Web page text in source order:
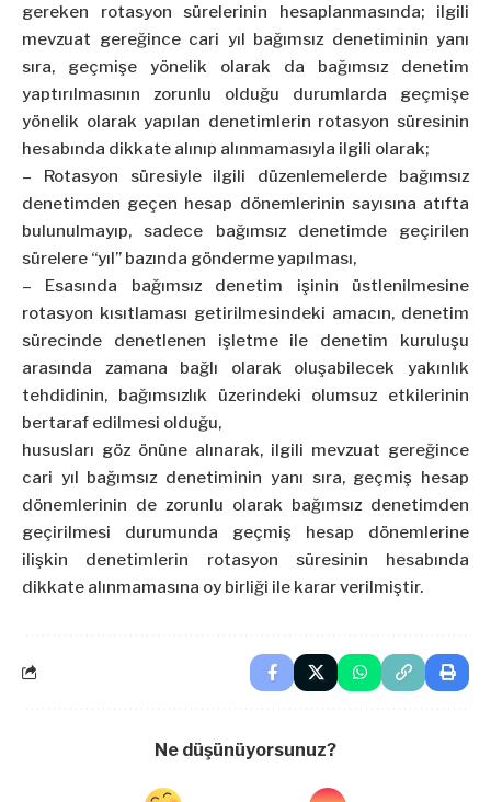
gereken rotasyon sürelerinin hesaplanmasında; ilgili
mevzuat gereğince cari yıl bağımsız denetiminin yanı
sıra, geçmişe yönelik olarak da bağımsız denetim
yaptırılmasının zorunlu olduğu durumlarda geçmişe
yönelik olarak yapılan denetimlerin rotasyon süresinin
hesabında dikkate alınıp alınmamasıyla ilgili olarak;
– Rotasyon süresiyle ilgili düzenlemelerde bağımsız
denetimden geçen hesap dönemlerinin sayısına atıfta
bulunulmayıp, sadece bağımsız denetimde geçirilen
sürelere “yıl” bazında gönderme yapılması,
– Esasında bağımsız denetim işinin üstlenilmesine
rotasyon kısıtlaması getirilmesindeki amacın, denetim
sürecinde denetlenen işletme ile denetim kuruluşu
arasında zamana bağlı olarak oluşabilecek yakınlık
tehdidinin, bağımsızlık üzerindeki olumsuz etkilerinin
bertaraf edilmesi olduğu,
hususları göz önüne alınarak, ilgili mevzuat gereğince
cari yıl bağımsız denetiminin yanı sıra, geçmiş hesap
dönemlerinin de zorunlu olarak bağımsız denetimden
geçirilmesi durumunda geçmiş hesap dönemlerine
ilişkin denetimlerin rotasyon süresinin hesabında
dikkate alınmamasına oy birliği ile karar verilmiştir.
Ne düşünüyorsunuz?